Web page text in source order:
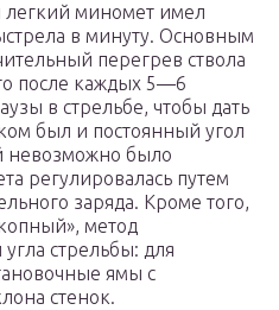
легкий миномет имел
в минуту. Основным
перегрев ствола
после каждых 5—6
в стрельбе, чтобы дать
был и постоянный угол
невозможно было
регулировалась путем
заряда. Кроме того,
метод
стрельбы: для
ямы с
стенок.